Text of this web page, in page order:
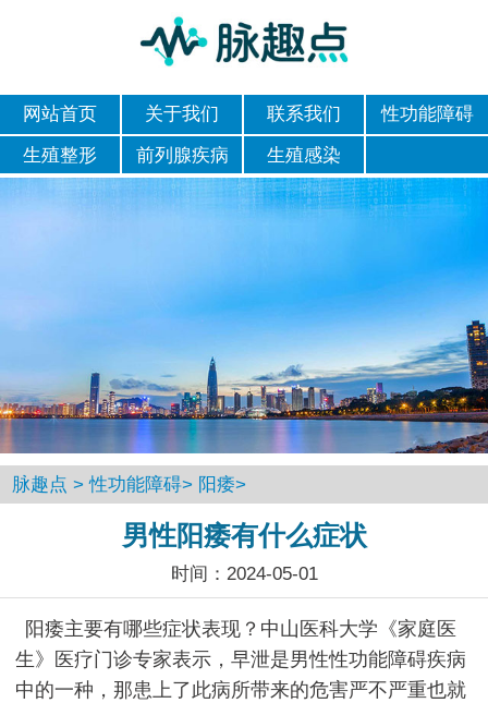
网站首页 关于我们 联系我们
性功能障碍
生殖整形
前列腺疾病 生殖感染
脉趣点 >性功能障碍> 阳痿>
男性阳痿有什么症状
时间：2024-05-01
阳痿主要有哪些症状表现？中山医科大学《家庭医
生》医疗门诊专家表示，早泄是男性性功能障碍疾病
中的一种，那患上了此病所带来的危害严不严重也就